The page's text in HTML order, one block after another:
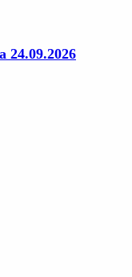
24.09.2026